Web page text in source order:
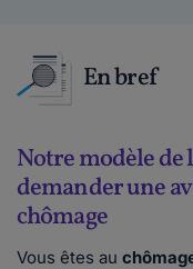
En bref
Notre modèle de
demander une
chômage
Vous êtes au